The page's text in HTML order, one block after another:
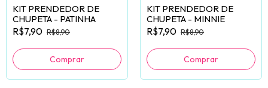
KIT PRENDEDOR DE
CHUPETA - PATINHA
R$7,90 R$8,90
KIT PRENDEDOR DE
CHUPETA - MINNIE
R$7,90 R$8,90